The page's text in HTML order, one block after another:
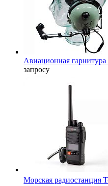
Авиационная
запросу
Морская радиостанция